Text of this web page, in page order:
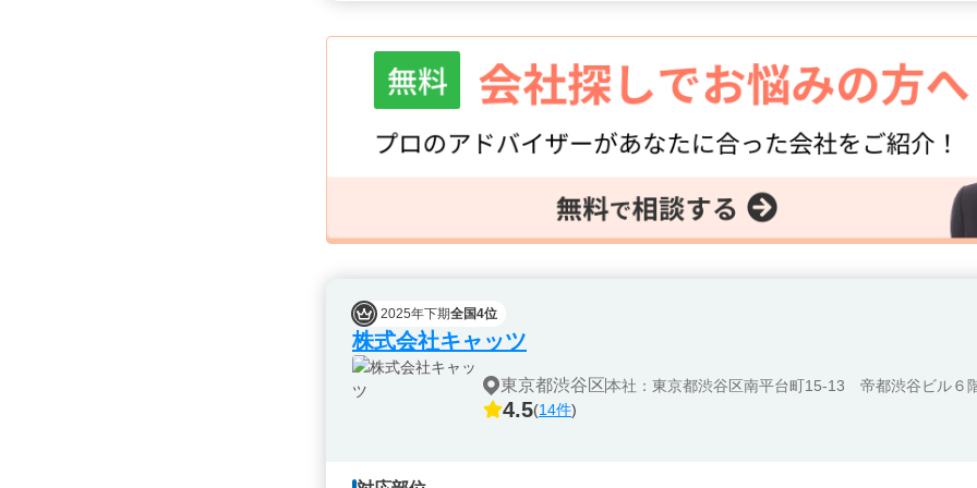
2025年下期全国4位
株式会社キャッツ
東京都渋谷区本社：東京都渋谷区南平台町15-13 帝都渋谷ビル６
4.5(14件)